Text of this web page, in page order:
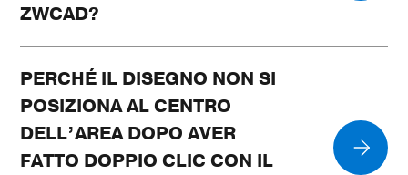
ZWCAD?
PERCHÉ IL DISEGNO NON SI
POSIZIONA AL CENTRO
DELL’AREA DOPO AVER
FATTO DOPPIO CLIC CON IL